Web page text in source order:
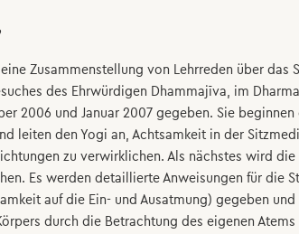
Zusammenstellung von Lehrreden über das
des Ehrwürdigen Dhammajīva, im
2006 und Januar 2007 gegeben. Sie
leiten den Yogi an, Achtsamkeit in der
zu verwirklichen. Als nächstes wird
Es werden detaillierte Anweisungen für die
auf die Ein- und Ausatmung) gegeben
durch die Betrachtung des eigenen